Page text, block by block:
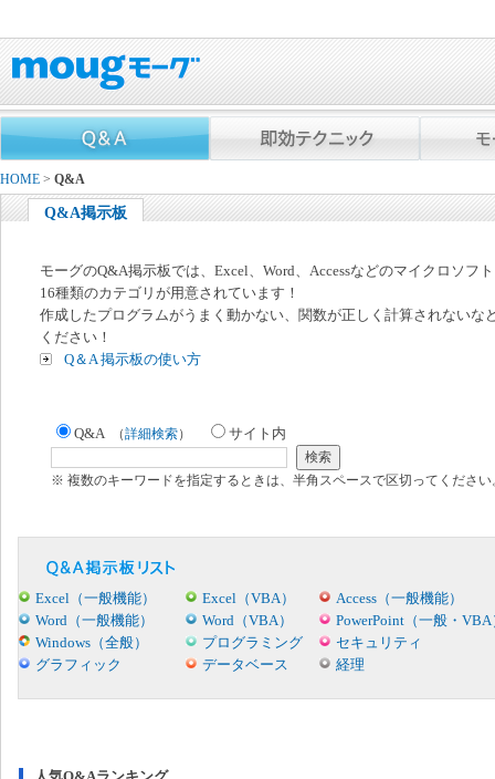
HOME > Q&A
Q&A掲示板
モーグのQ&A掲示板では、Excel、Word、Accessなどのマイクロソフ
16種類のカテゴリが用意されています！
作成したプログラムがうまく動かない、関数が正しく計算されないな
ください！
Q＆A 掲示板の使い方
Q&A （詳細検索） サイト内
※ 複数のキーワードを指定するときは、半角スペースで区切ってください
Excel（一般機能） Excel（VBA）
Access（一般機能）
Word（一般機能）
Word（VBA）
PowerPoint（一般・VBA
Windows（全般）
プログラミング
セキュリティ
グラフィック
データベース 経理
人気Q&Aランキング